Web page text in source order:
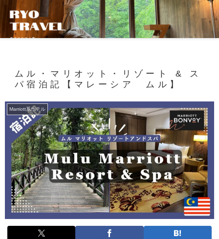
ムル・マリオット・リゾート & ス
パ宿泊記【マレーシア ムル】
Marriott系ホテル